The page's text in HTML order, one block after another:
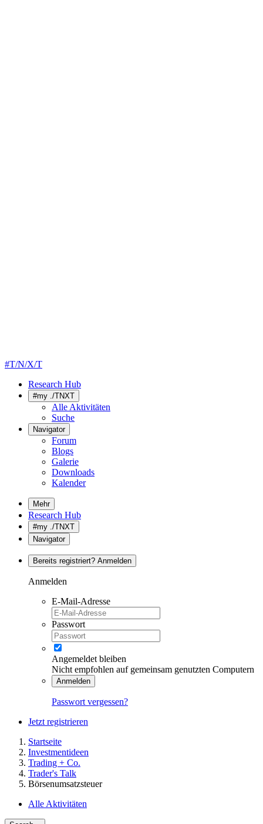
#T/N/X/T
Research Hub
#my ./TNXT
Alle Aktivitäten
Suche
Navigator
Forum
Blogs
Galerie
Downloads
Kalender
Mehr
Research Hub
#my ./TNXT
Navigator
Bereits registriert? Anmelden
Anmelden
E-Mail-Adresse
Passwort
Angemeldet bleiben
Nicht empfohlen auf gemeinsam genutzten Computern
Anmelden
Passwort vergessen?
Jetzt registrieren
Startseite
Investmentideen
Trading + Co.
Trader's Talk
Börsenumsatzsteuer
Alle Aktivitäten